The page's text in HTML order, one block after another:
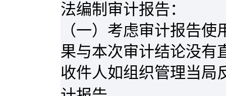
法编制审计报告：
（一）考虑审计报告
果与本次审计结论没有
收件人如组织管理当局